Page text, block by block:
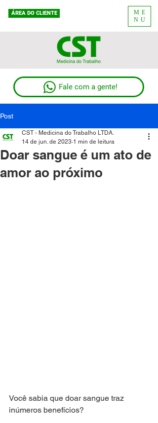
ME
NU
Fale com a gente!
ÁREA DO CLIENTE
Post
Doar sangue é um ato de
amor ao próximo
CST - Medicina do Trabalho LTDA.
14 de jun. de 2023 1 min de leitura
Você sabia que doar sangue traz
inúmeros benefícios?